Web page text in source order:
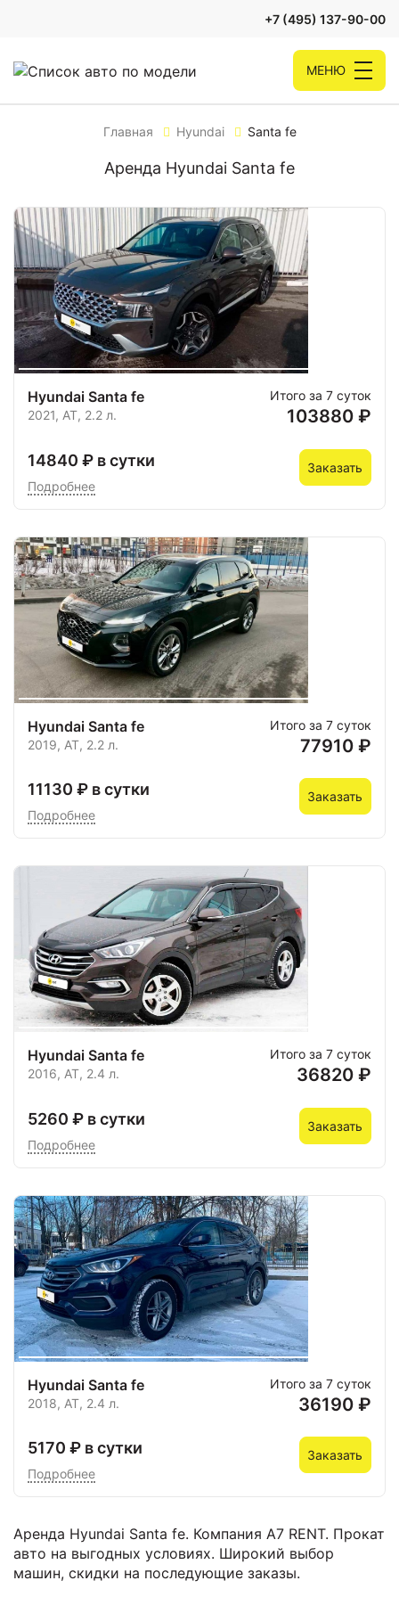
+7 (495) 137-90-00
МЕНЮ
Главная Hyundai Santa fe
Аренда Hyundai Santa fe
Hyundai Santa fe
2021, AT, 2.2 л.
Итого за 7 суток
103880 ₽
14840 ₽ в сутки
Подробнее
Заказать
Hyundai Santa fe
2019, AT, 2.2 л.
Итого за 7 суток
77910 ₽
11130 ₽ в сутки
Подробнее
Заказать
Hyundai Santa fe
2016, AT, 2.4 л.
Итого за 7 суток
36820 ₽
5260 ₽ в сутки
Подробнее
Заказать
Hyundai Santa fe
2018, AT, 2.4 л.
Итого за 7 суток
36190 ₽
5170 ₽ в сутки
Подробнее
Заказать
Аренда Hyundai Santa fe. Компания А7 RENT. Прокат
авто на выгодных условиях. Широкий выбор
машин, скидки на последующие заказы.